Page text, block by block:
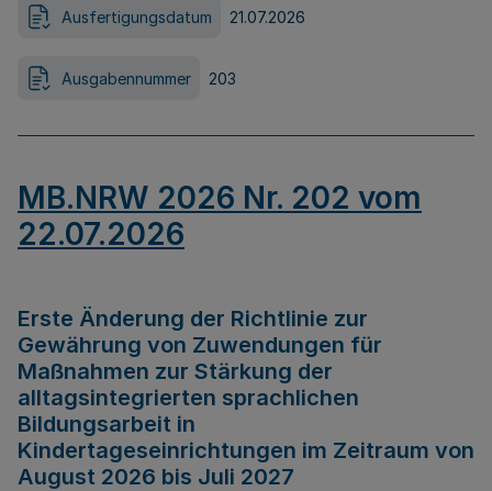
Ausfertigungsdatum 21.07.2026
Ausgabennummer 203
MB.NRW 2026 Nr. 202 vom
22.07.2026
Erste Änderung der Richtlinie zur
Gewährung von Zuwendungen für
Maßnahmen zur Stärkung der
alltagsintegrierten sprachlichen
Bildungsarbeit in
Kindertageseinrichtungen im Zeitraum von
August 2026 bis Juli 2027